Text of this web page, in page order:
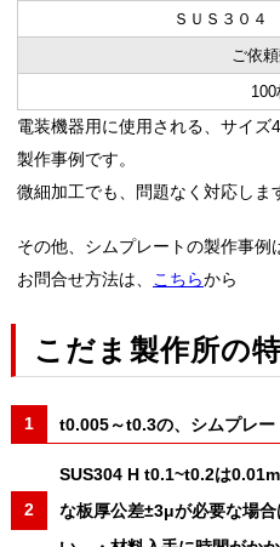
ＳＵＳ３０
ご依
100
電装機器用に使用される、サイ
製作事例です。
微細加工でも、問題なく対応しま
その他、シムプレートの製作事例
お問合せ方法は、
こちらから
こだま製作所の
t0.005～t0.3の、シムプレー
SUS304 H t0.1~t0.2は
な板厚公差±3μが必要な場